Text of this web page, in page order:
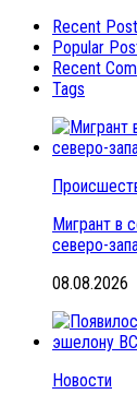
Recent
Popular
Recent
Tags
Мигрант в
северо-
08.08.2026
Новости